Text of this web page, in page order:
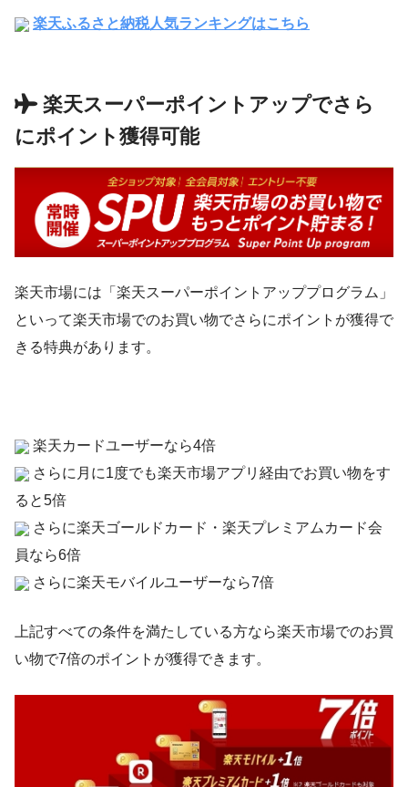
楽天ふるさと納税人気ランキングはこちら
楽天スーパーポイントアップでさら
にポイント獲得可能
楽天市場には「楽天スーパーポイントアッププログラム」
といって楽天市場でのお買い物でさらにポイントが獲得で
きる特典があります。
楽天カードユーザーなら4倍
さらに月に1度でも楽天市場アプリ経由でお買い物をす
ると5倍
さらに楽天ゴールドカード・楽天プレミアムカード会
員なら6倍
さらに楽天モバイルユーザーなら7倍
上記すべての条件を満たしている方なら楽天市場でのお買
い物で7倍のポイントが獲得できます。